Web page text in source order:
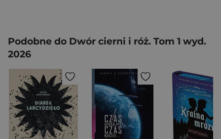
Podobne do Dwór cierni i róż. Tom 1 wyd.
2026